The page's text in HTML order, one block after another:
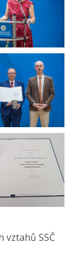
vztahů SSČ